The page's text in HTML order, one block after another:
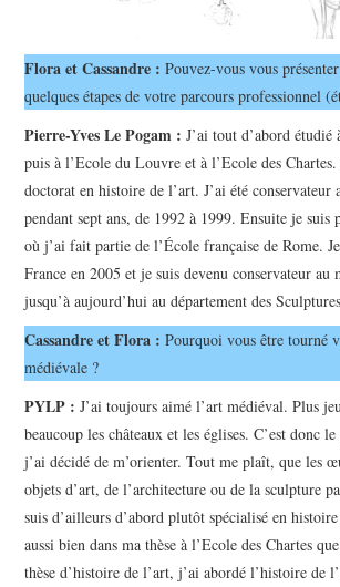
Flora et Cassandre : Pouvez-vous vous
quelques étapes de votre parcours professionnel
Pierre-Yves Le Pogam : J’ai tout d’abord
puis à l’Ecole du Louvre et à l’Ecole des
doctorat en histoire de l’art. J’ai été conservateur
pendant sept ans, de 1992 à 1999. Ensuite je suis
où j’ai fait partie de l’École française de Rome.
France en 2005 et je suis devenu conservateur au
jusqu’à aujourd’hui au département des
Cassandre et Flora : Pourquoi vous être tourné
médiévale ?
PYLP :J’ai toujours aimé l’art médiéval. Plus
beaucoup les châteaux et les églises. C’est donc
j’ai décidé de m’orienter. Tout me plaît, que les
objets d’art, de l’architecture ou de la sculpture
suis d’ailleurs d’abord plutôt spécialisé en
aussi bien dans ma thèse à l’Ecole des Chartes
thèse d’histoire de l’art, j’ai abordé l’histoire de